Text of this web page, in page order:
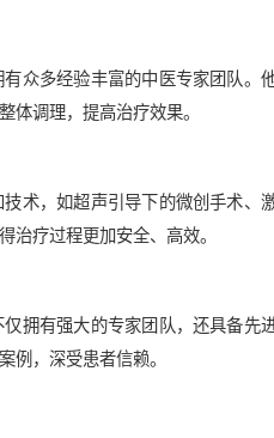
众多经验丰富的中医专家团队。
体调理，提高治疗效果。
术，如超声引导下的微创手术、
治疗过程更加安全、高效。
拥有强大的专家团队，还具备先
例，深受患者信赖。